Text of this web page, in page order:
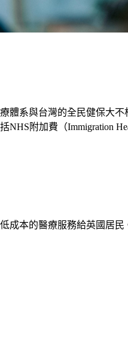
系與台灣的全民健保大
附加費（Immigration
成本的醫療服務給英國居